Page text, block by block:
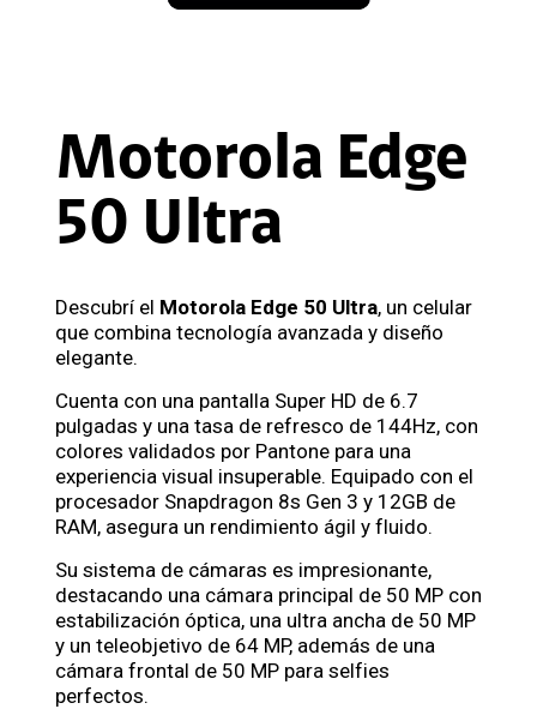
Motorola Edge
50 Ultra
Descubrí el Motorola Edge 50 Ultra, un celular
que combina tecnología avanzada y diseño
elegante.
Cuenta con una pantalla Super HD de 6.7
pulgadas y una tasa de refresco de 144Hz, con
colores validados por Pantone para una
experiencia visual insuperable. Equipado con el
procesador Snapdragon 8s Gen 3 y 12GB de
RAM, asegura un rendimiento ágil y fluido.
Su sistema de cámaras es impresionante,
destacando una cámara principal de 50 MP con
estabilización óptica, una ultra ancha de 50 MP
y un teleobjetivo de 64 MP, además de una
cámara frontal de 50 MP para selfies
perfectos.